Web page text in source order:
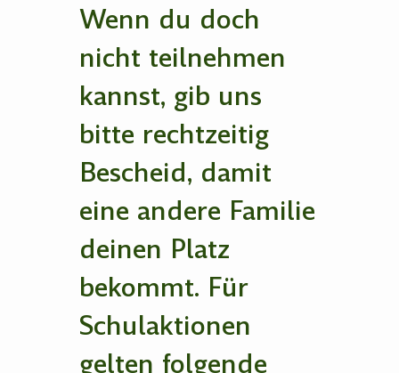
Wenn du doch
nicht teilnehmen
kannst, gib uns
bitte rechtzeitig
Bescheid, damit
eine andere Familie
deinen Platz
bekommt. Für
Schulaktionen
gelten folgende